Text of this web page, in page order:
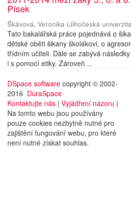
Písek
Škávová, Veronika (Jihočeská
Tato bakalářská práce pojednává o
dětské oběti šikany školákovi, o
třídním učiteli. Dále se zabývá
i s pomocí etiky. Zároveň ...
DSpace software copyright © 2002-
2016 DuraSpace
Kontaktujte nás | Vyjádření názoru |
Na tomto webu jsou používány
pouze cookies nezbytně nutné pro
zajištění fungování webu, pro které
není nutné získat souhlas.